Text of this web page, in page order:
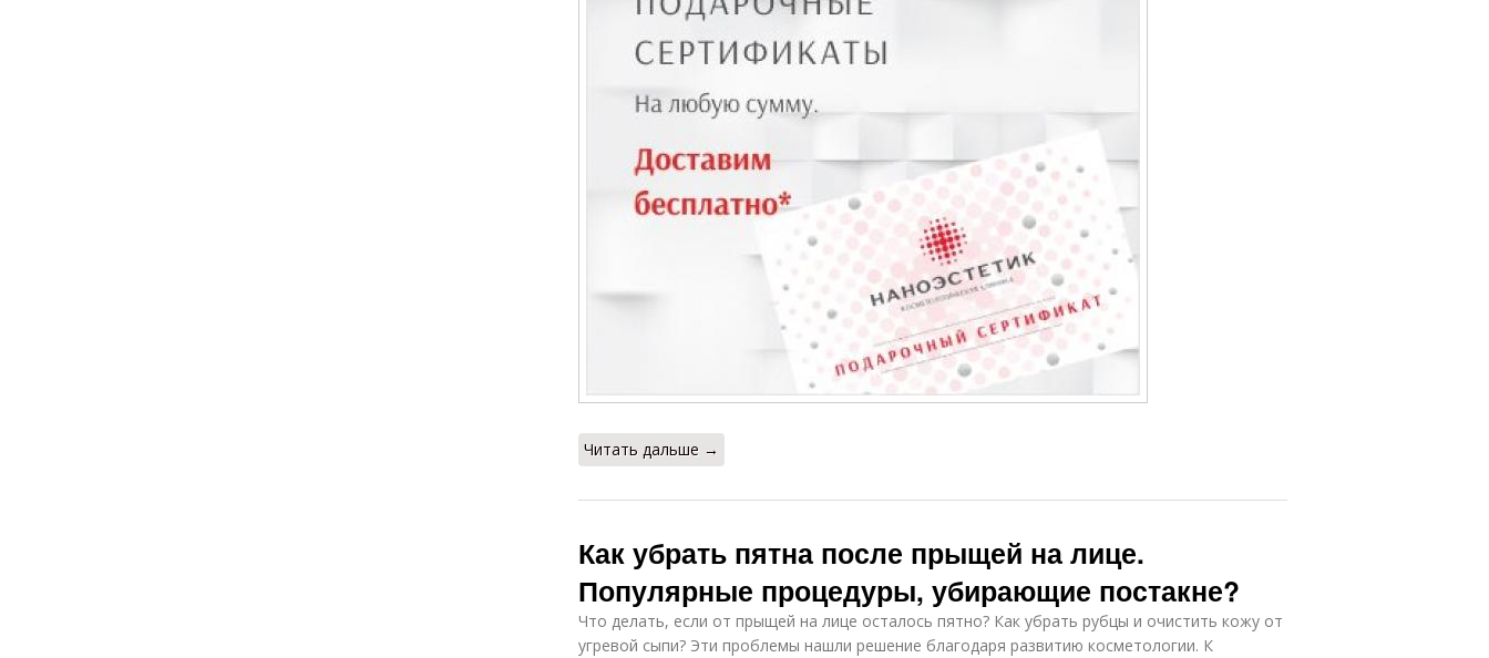
Читать дальше →
Как убрать пятна после прыщей на лице.
Популярные процедуры, убирающие постакне?
Что делать, если от прыщей на лице осталось пятно? Как убрать рубцы и очистить кожу от
угревой сыпи? Эти проблемы нашли решение благодаря развитию косметологии. К